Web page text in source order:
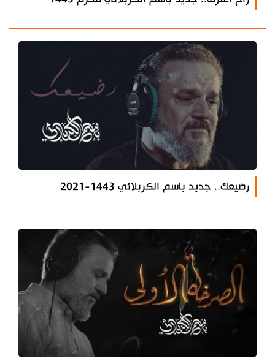
رضيعك.. جديد باسم الكربلائي 1443-2021